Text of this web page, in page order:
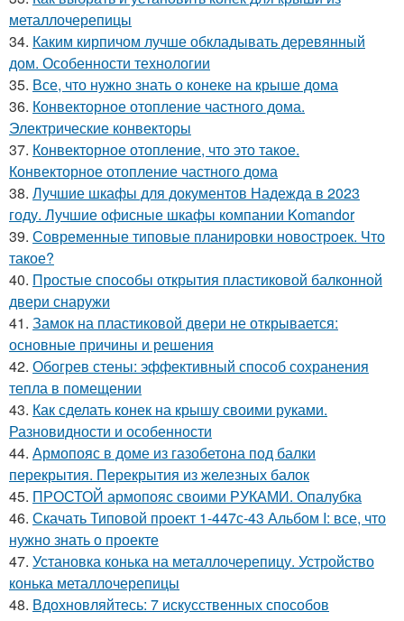
металлочерепицы
34. Каким кирпичом лучше обкладывать деревянный
дом. Особенности технологии
35. Все, что нужно знать о конеке на крыше дома
36. Конвекторное отопление частного дома.
Электрические конвекторы
37. Конвекторное отопление, что это такое.
Конвекторное отопление частного дома
38. Лучшие шкафы для документов Надежда в 2023
году. Лучшие офисные шкафы компании Komandor
39. Современные типовые планировки новостроек. Что
такое?
40. Простые способы открытия пластиковой балконной
двери снаружи
41. Замок на пластиковой двери не открывается:
основные причины и решения
42. Обогрев стены: эффективный способ сохранения
тепла в помещении
43. Как сделать конек на крышу своими руками.
Разновидности и особенности
44. Армопояс в доме из газобетона под балки
перекрытия. Перекрытия из железных балок
45. ПРОСТОЙ армопояс своими РУКАМИ. Опалубка
46. Скачать Типовой проект 1-447с-43 Альбом I: все, что
нужно знать о проекте
47. Установка конька на металлочерепицу. Устройство
конька металлочерепицы
48. Вдохновляйтесь: 7 искусственных способов